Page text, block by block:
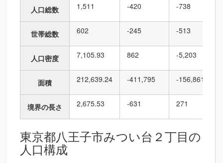
人口総数 1,511 -420 -738
世帯総数 602 -245 -513
人口密度 7,105.93 862 -5,203
面積 212,639.24 -411,795 -156,861
境界の長さ 2,675.53 -631 271
東京都八王子市みつい台２丁目の
人口構成